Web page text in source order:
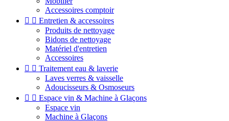
Accessoires comptoir
  Entretien & accessoires
Produits de nettoyage
Bidons de nettoyage
Matériel d'entretien
Accessoires
  Traitement eau & laverie
Laves verres & vaisselle
Adoucisseurs & Osmoseurs
  Espace vin & Machine à Glaçons
Espace vin
Machine à Glaçons